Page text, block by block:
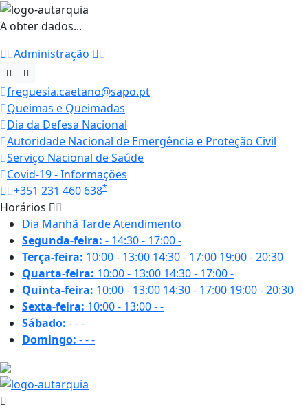
A obter dados...
Administração
freguesia.caetano@sapo.pt
Queimas e Queimadas
Dia da Defesa Nacional
Autoridade Nacional de Emergência e Proteção Civil
Serviço Nacional de Saúde
Covid-19 - Informações
+351 231 460 638*
Horários
Dia Manhã TardeAtendimento
Segunda-feira: - 14:30 - 17:00-
Terça-feira: 10:00 - 13:00 14:30 - 17:00 19:00 - 20:30
Quarta-feira: 10:00 - 13:00 14:30 - 17:00-
Quinta-feira: 10:00 - 13:00 14:30 - 17:00 19:00 - 20:30
Sexta-feira: 10:00 - 13:00--
Sábado: ---
Domingo: ---